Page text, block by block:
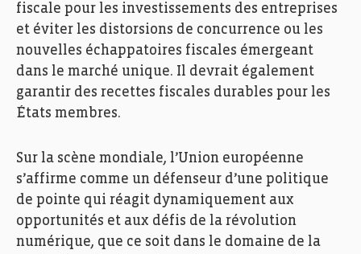
fiscale pour les investissements des entreprises
et éviter les distorsions de concurrence ou les
nouvelles échappatoires fiscales émergeant
dans le marché unique. Il devrait également
garantir des recettes fiscales durables pour les
États membres.
Sur la scène mondiale, l’Union européenne
s’affirme comme un défenseur d’une politique
de pointe qui réagit dynamiquement aux
opportunités et aux défis de la révolution
numérique, que ce soit dans le domaine de la